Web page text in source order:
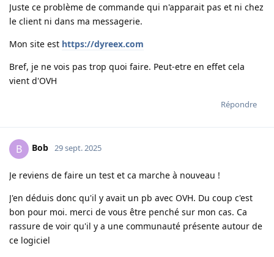
Juste ce problème de commande qui n'apparait pas et ni chez
le client ni dans ma messagerie.
Mon site est https://dyreex.com
Bref, je ne vois pas trop quoi faire. Peut-etre en effet cela
vient d'OVH
Répondre
B Bob 29 sept. 2025
Je reviens de faire un test et ca marche à nouveau !
J'en déduis donc qu'il y avait un pb avec OVH. Du coup c'est
bon pour moi. merci de vous être penché sur mon cas. Ca
rassure de voir qu'il y a une communauté présente autour de
ce logiciel